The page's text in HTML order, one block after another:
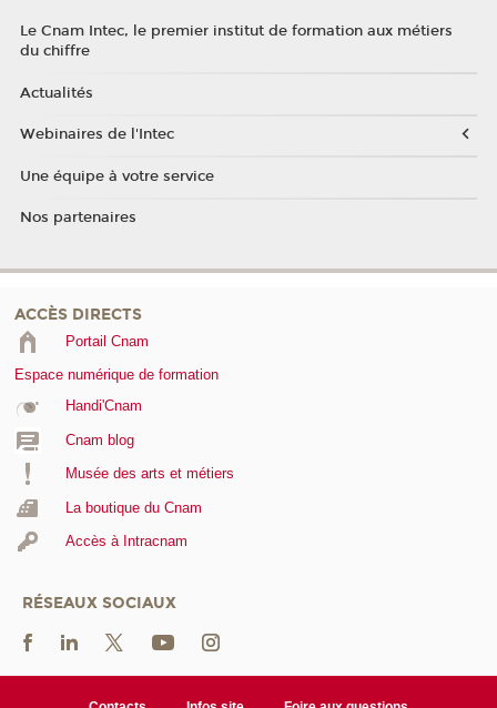
Le Cnam Intec, le premier institut de formation aux métiers
du chiffre
Actualités
Webinaires de l'Intec
Une équipe à votre service
Nos partenaires
ACCÈS DIRECTS
Portail Cnam
Espace numérique de formation
Handi'Cnam
Cnam blog
Musée des arts et métiers
La boutique du Cnam
Accès à Intracnam
RÉSEAUX SOCIAUX